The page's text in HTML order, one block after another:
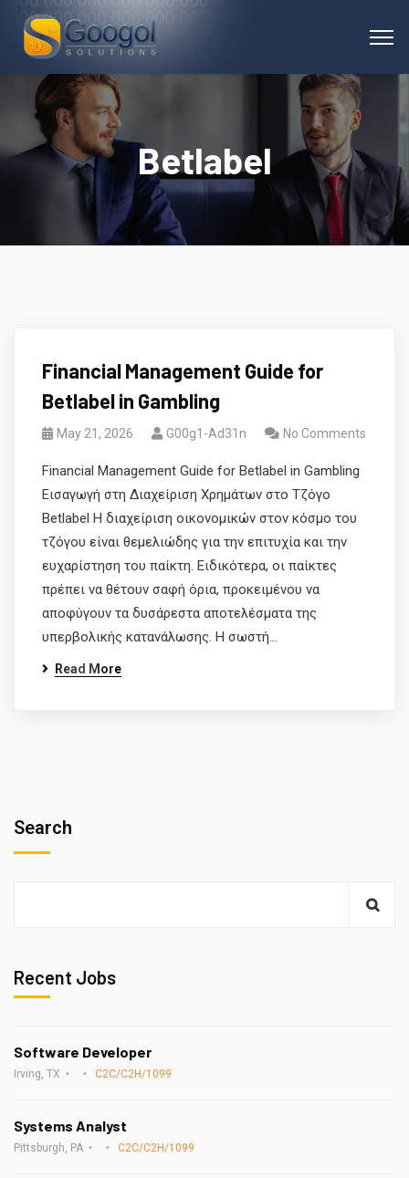
Betlabel
Financial Management Guide for
Betlabel in Gambling
May 21, 2026 G00g1-Ad31n No Comments
Financial Management Guide for Betlabel in Gambling
Εισαγωγή στη Διαχείριση Χρημάτων στο Τζόγο
Betlabel Η διαχείριση οικονομικών στον κόσμο του
τζόγου είναι θεμελιώδης για την επιτυχία και την
ευχαρίστηση του παίκτη. Ειδικότερα, οι παίκτες
πρέπει να θέτουν σαφή όρια, προκειμένου να
αποφύγουν τα δυσάρεστα αποτελέσματα της
υπερβολικής κατανάλωσης. Η σωστή…
Read More
Search
Recent Jobs
Software Developer
Irving, TX C2C/C2H/1099
Systems Analyst
Pittsburgh, PA C2C/C2H/1099